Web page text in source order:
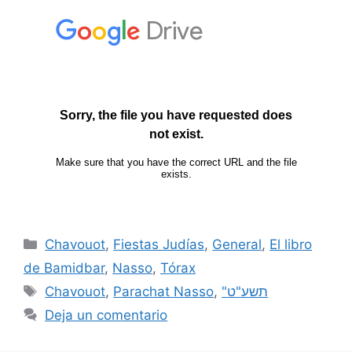
Chavouot, Fiestas Judías, General, El libro
de Bamidbar, Nasso, Tórax
Chavouot, Parachat Nasso,
"תשע"ט
Deja un comentario